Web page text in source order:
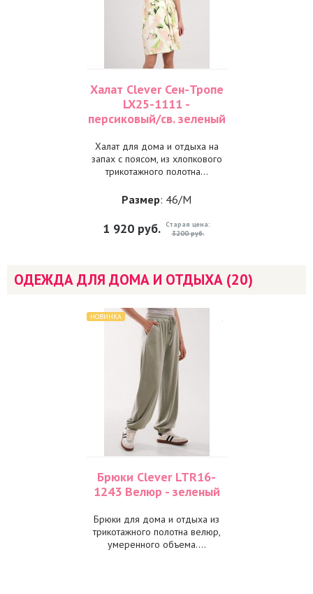
Халат Clever Сен-Тропе
LX25-1111 -
персиковый/св. зеленый
Халат для дома и отдыха на
запах с поясом, из хлопкового
трикотажного полотна...
Размер: 46/M
1 920 руб. Старая цена:
3200 руб.
ОДЕЖДА ДЛЯ ДОМА И ОТДЫХА (20)
НОВИНКА
Брюки Clever LTR16-
1243 Велюр - зеленый
Брюки для дома и отдыха из
трикотажного полотна велюр,
умеренного объема....